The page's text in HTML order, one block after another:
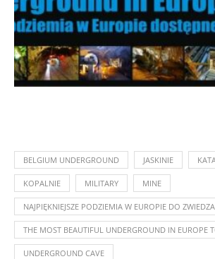
BELGIUM UNDERGROUND JASKINIE
KOPALNIE MILITARY MINE
NAJPIĘKNIEJSZE PODZIEMIA W EUROPIE DO
THE MOST BEAUTIFUL UNDERGROUND IN EUROPE
UNDERGROUND CAVE